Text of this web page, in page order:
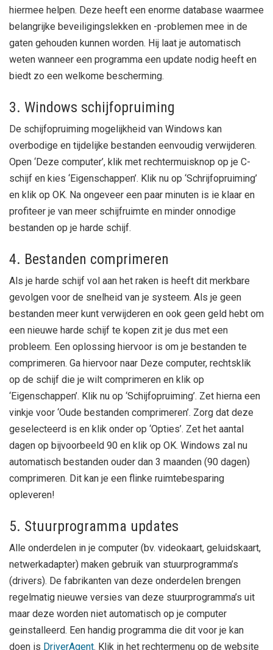
hiermee helpen. Deze heeft een enorme database waarmee
belangrijke beveiligingslekken en -problemen mee in de
gaten gehouden kunnen worden. Hij laat je automatisch
weten wanneer een programma een update nodig heeft en
biedt zo een welkome bescherming.
3. Windows schijfopruiming
De schijfopruiming mogelijkheid van Windows kan
overbodige en tijdelijke bestanden eenvoudig verwijderen.
Open ‘Deze computer’, klik met rechtermuisknop op je C-
schijf en kies ‘Eigenschappen’. Klik nu op ‘Schrijfopruiming’
en klik op OK. Na ongeveer een paar minuten is ie klaar en
profiteer je van meer schijfruimte en minder onnodige
bestanden op je harde schijf.
4. Bestanden comprimeren
Als je harde schijf vol aan het raken is heeft dit merkbare
gevolgen voor de snelheid van je systeem. Als je geen
bestanden meer kunt verwijderen en ook geen geld hebt om
een nieuwe harde schijf te kopen zit je dus met een
probleem. Een oplossing hiervoor is om je bestanden te
comprimeren. Ga hiervoor naar Deze computer, rechtsklik
op de schijf die je wilt comprimeren en klik op
‘Eigenschappen’. Klik nu op ‘Schijfopruiming’. Zet hierna een
vinkje voor ‘Oude bestanden comprimeren’. Zorg dat deze
geselecteerd is en klik onder op ‘Opties’. Zet het aantal
dagen op bijvoorbeeld 90 en klik op OK. Windows zal nu
automatisch bestanden ouder dan 3 maanden (90 dagen)
comprimeren. Dit kan je een flinke ruimtebesparing
opleveren!
5. Stuurprogramma updates
Alle onderdelen in je computer (bv. videokaart, geluidskaart,
netwerkadapter) maken gebruik van stuurprogramma’s
(drivers). De fabrikanten van deze onderdelen brengen
regelmatig nieuwe versies van deze stuurprogramma’s uit
maar deze worden niet automatisch op je computer
geinstalleerd. Een handig programma die dit voor je kan
doen is DriverAgent. Klik in het rechtermenu op de website